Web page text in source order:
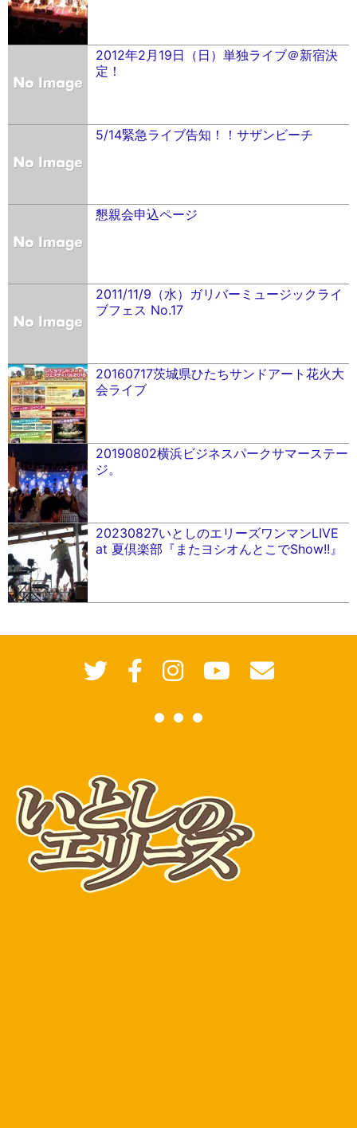
2012年2月19日（日）単独ライブ＠新宿決
定！
5/14緊急ライブ告知！！サザンビーチ
懇親会申込ページ
2011/11/9（水）ガリバーミュージックライ
ブフェス No.17
20160717茨城県ひたちサンドアート花火大
会ライブ
20190802横浜ビジネスパークサマーステー
ジ。
20230827いとしのエリーズワンマンLIVE
at 夏倶楽部『またヨシオんとこでShow!!』